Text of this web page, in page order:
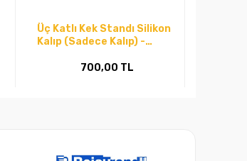
Üç Katlı Kek Standı Silikon
Kalıp (Sadece Kalıp) -
700,00 TL